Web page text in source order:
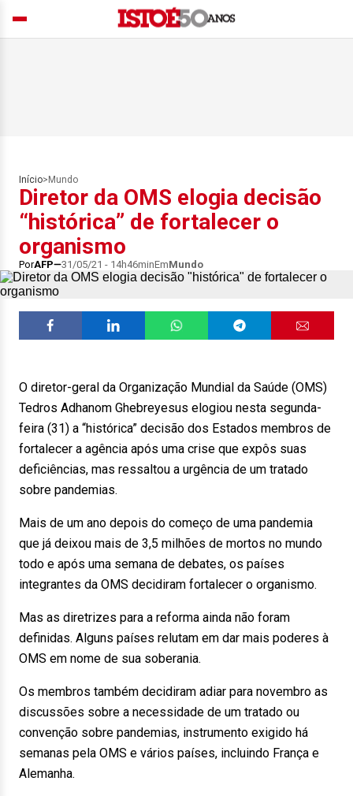
Início> Mundo
Diretor da OMS elogia decisão
“histórica” de fortalecer o
organismo
PorAFP 31/05/21 - 14h46minEmMundo
O diretor-geral da Organização Mundial da Saúde (OMS)
Tedros Adhanom Ghebreyesus elogiou nesta segunda-
feira (31) a “histórica” decisão dos Estados membros de
fortalecer a agência após uma crise que expôs suas
deficiências, mas ressaltou a urgência de um tratado
sobre pandemias.
Mais de um ano depois do começo de uma pandemia
que já deixou mais de 3,5 milhões de mortos no mundo
todo e após uma semana de debates, os países
integrantes da OMS decidiram fortalecer o organismo.
Mas as diretrizes para a reforma ainda não foram
definidas. Alguns países relutam em dar mais poderes à
OMS em nome de sua soberania.
Os membros também decidiram adiar para novembro as
discussões sobre a necessidade de um tratado ou
convenção sobre pandemias, instrumento exigido há
semanas pela OMS e vários países, incluindo França e
Alemanha.